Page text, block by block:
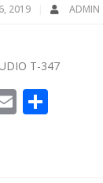
2019 ADMIN
T-347
Email